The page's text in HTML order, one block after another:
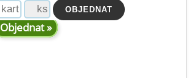
základu
Ochucovací pasty do ovocného
základu
Objednat »